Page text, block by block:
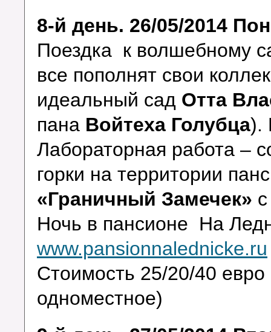
8-й день. 26/05/2014
Поездка к волшебному
все пополнят свои
идеальный сад Отта
пана Войтеха Голубца).
Лабораторная работа –
горки на территории
«Граничный Замечек»
Ночь в пансионе На
www.pansionnalednicke.ru
Стоимость 25/20/40
одноместное)